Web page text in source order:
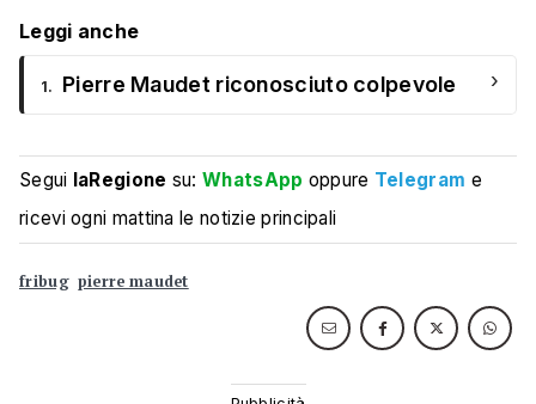
Leggi anche
1. Pierre Maudet riconosciuto colpevole ›
Segui laRegione su:WhatsApp oppure Telegram e
ricevi ogni mattina le notizie principali
fribug pierre maudet